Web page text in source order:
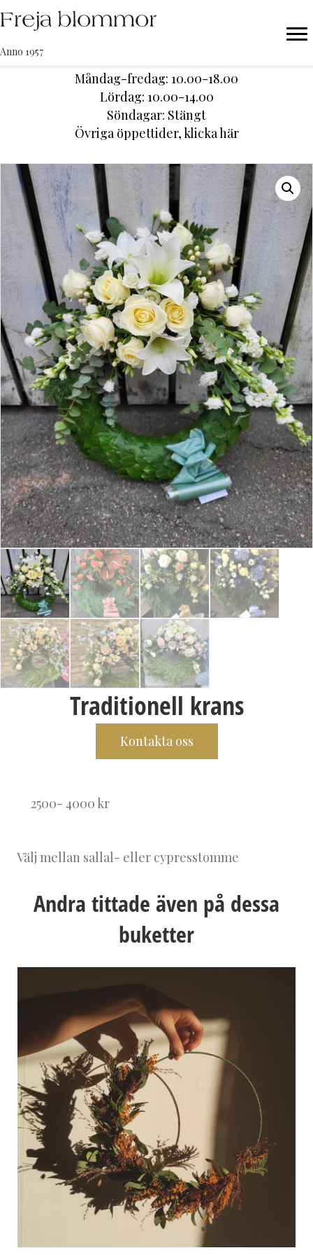
Anno 1957
Måndag-fredag: 10.00-18.00
Lördag: 10.00-14.00
Söndagar: Stängt
Övriga öppettider,klicka här
Traditionell krans
Kontakta oss
2500- 4000 kr
Välj mellan sallal- eller cypresstomme
Andra tittade även på dessa
buketter